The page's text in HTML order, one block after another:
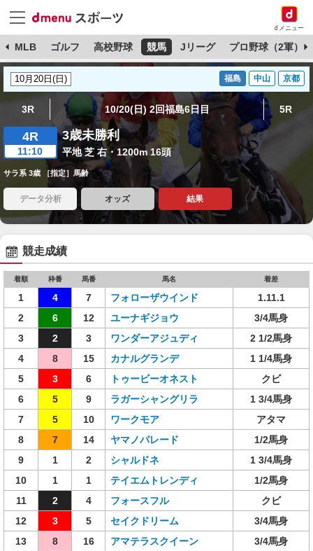
dメニュー
MLB ゴルフ 高校野球 競馬 Jリーグ プロ野球（2軍）
福島 中山 京都
3R 10/20(日) 2回福島6日目 5R
4R
11:10
3歳未勝利
平地 芝 右・1200m 16頭
サラ系 3歳 ［指定］馬齢
データ分析 オッズ 結果
競走成績
着順 枠番 馬番 馬名 着差
1 4 7 フォローザウインド
1.11.1
2
6 12 ユーナギジョウ
3/4馬身
3
2 3 ワンダーアジュディ
2 1/2馬身
4
8 15 カナルグランデ
1 1/4馬身
5
3 6 トゥービーオネスト
クビ
6
5 9 ラガーシャングリラ
1 3/4馬身
7
5 10 ワークモア
アタマ
8
7 14 ヤマノパレード
1/2馬身
9
1 2 シャルドネ
1 3/4馬身
10
1 1 テイエムトレンディ
1/2馬身
11
2 4 フォースフル
クビ
12
3 5 セイクドリーム
3/4馬身
13
8 16 アマテラスクイーン
3/4馬身